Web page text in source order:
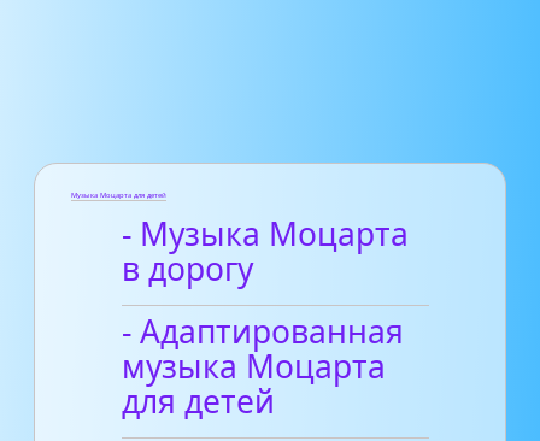
Музыка Моцарта для детей
- Музыка Моцарта
в дорогу
- Адаптированная
музыка Моцарта
для детей